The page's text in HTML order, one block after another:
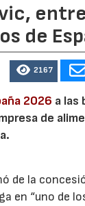
de
2167
2026 a las
de
de la
en “uno de